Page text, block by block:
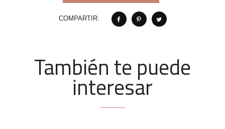
COMPARTIR:
También te puede
interesar